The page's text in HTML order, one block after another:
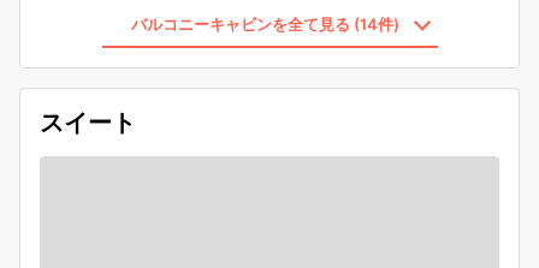
バルコニーキャビンを全て見る (14件)
スイート